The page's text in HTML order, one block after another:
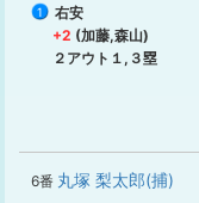
1
右安
+2 (加藤,森山)
２アウト１,３塁
6番 丸塚 梨太郎(捕)